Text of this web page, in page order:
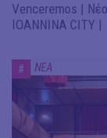
Venceremos |
IOANNINA CITY |
# ΝΕΑ